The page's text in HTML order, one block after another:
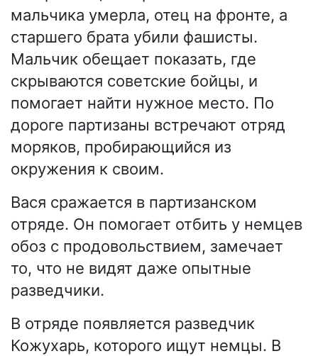
мальчика умерла, отец на фронте, а
старшего брата убили фашисты.
Мальчик обещает показать, где
скрываются советские бойцы, и
помогает найти нужное место. По
дороге партизаны встречают отряд
моряков, пробирающийся из
окружения к своим.
Вася сражается в партизанском
отряде. Он помогает отбить у немцев
обоз с продовольствием, замечает
то, что не видят даже опытные
разведчики.
В отряде появляется разведчик
Кожухарь, которого ищут немцы. В